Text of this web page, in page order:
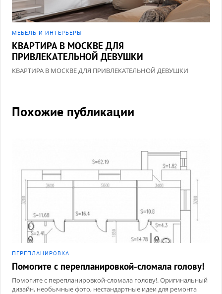
МЕБЕЛЬ И ИНТЕРЬЕРЫ
КВАРТИРА В МОСКВЕ ДЛЯ
ПРИВЛЕКАТЕЛЬНОЙ ДЕВУШКИ
КВАРТИРА В МОСКВЕ ДЛЯ ПРИВЛЕКАТЕЛЬНОЙ ДЕВУШКИ
Похожие публикации
ПЕРЕПЛАНИРОВКА
Помогите с перепланировкой-сломала голову!
Помогите с перепланировкой-сломала голову!. Оригинальный
дизайн, необычные фото, нестандартные идеи для ремонта